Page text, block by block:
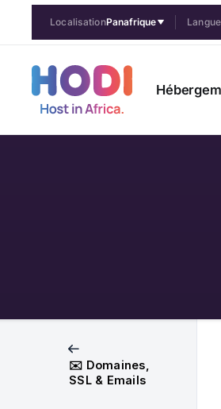
LocalisationPanafrique Langue
✉️ Domaines,
SSL & Emails